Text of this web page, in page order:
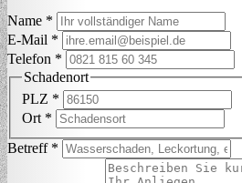
Name *
E-Mail *
Telefon *
Schadenort
PLZ *
Ort *
Betreff *